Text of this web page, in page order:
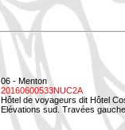
06 - Menton
20160600533NUC2A
Hôtel de voyageurs dit Hôtel
Elévations sud. Travées